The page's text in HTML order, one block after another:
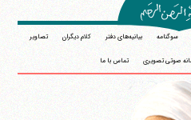
سوگنامه بیانیه‌های دفتر کلام دیگران تصاویر
صوتی تصویری تماس با ما